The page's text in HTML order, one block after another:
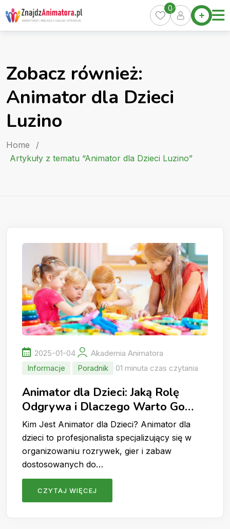
Skip
to
content
Home
Oferty
Kurs
0
Zobacz również:
Animator dla Dzieci
Luzino
Home
/
Artykuły z tematu “Animator dla Dzieci Luzino”
2025-01-04
Akademia Animatora
Informacje
Poradnik 01 minuta czas czytania
Animator dla Dzieci: Jaką Rolę
Odgrywa i Dlaczego Warto Go
Wynająć?
Kim Jest Animator dla Dzieci? Animator dla
dzieci to profesjonalista specjalizujący się w
organizowaniu rozrywek, gier i zabaw
dostosowanych do…
CZYTAJ WIĘCEJ